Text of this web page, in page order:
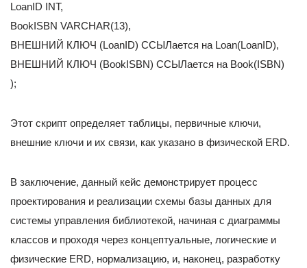
LoanID INT,
BookISBN VARCHAR(13),
ВНЕШНИЙ КЛЮЧ (LoanID) ССЫЛается на Loan(LoanID),
ВНЕШНИЙ КЛЮЧ (BookISBN) ССЫЛается на Book(ISBN)
);
Этот скрипт определяет таблицы, первичные ключи,
внешние ключи и их связи, как указано в физической ERD.
В заключение, данный кейс демонстрирует процесс
проектирования и реализации схемы базы данных для
системы управления библиотекой, начиная с диаграммы
классов и проходя через концептуальные, логические и
физические ERD, нормализацию, и, наконец, разработку